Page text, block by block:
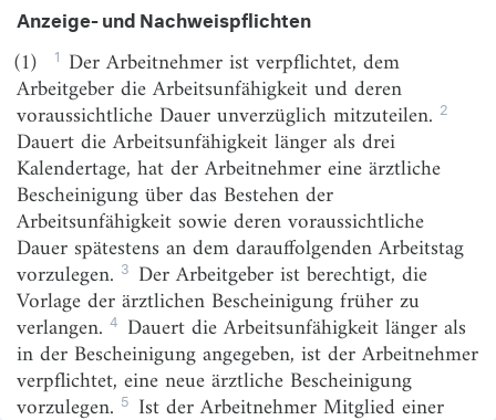
§ 6
Forderungsübergang bei Dritthaftung
§ 7
Leistungsverweigerungsrecht des Arbeitgebers
§ 8
Beendigung des Arbeitsverhältnisses
§ 9
Maßnahmen der medizinischen Vorsorge
und Rehabilitation
§ 10
Wirtschaftliche Sicherung für den Krankheitsfall im
Bereich der Heimarbeit
§ 11
Feiertagsbezahlung der in Heimarbeit Beschäftigten
§ 12
Unabdingbarkeit
§ 13
Übergangsvorschrift
Anzeige- und Nachweispflichten
(1) 1 Der Arbeitnehmer ist verpflichtet, dem
Arbeitgeber die Arbeitsunfähigkeit und deren
voraussichtliche Dauer unverzüglich mitzuteilen. 2
Dauert die Arbeitsunfähigkeit länger als drei
Kalendertage, hat der Arbeitnehmer eine ärztliche
Bescheinigung über das Bestehen der
Arbeitsunfähigkeit sowie deren voraussichtliche
Dauer spätestens an dem darauffolgenden Arbeitstag
vorzulegen. 3 Der Arbeitgeber ist berechtigt, die
Vorlage der ärztlichen Bescheinigung früher zu
verlangen. 4 Dauert die Arbeitsunfähigkeit länger als
in der Bescheinigung angegeben, ist der Arbeitnehmer
verpflichtet, eine neue ärztliche Bescheinigung
vorzulegen. 5 Ist der Arbeitnehmer Mitglied einer